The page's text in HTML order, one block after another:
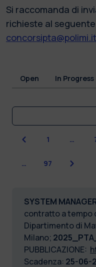
Si raccomanda di
richieste al
concorsipta@polimi.it
Open In Progress
Previous
1 …
… 97 Next
SYSTEM
contratto a tempo
Dipartimento di
Milano;
PUBBLICAZIONE:
Scadenza: 25-06-